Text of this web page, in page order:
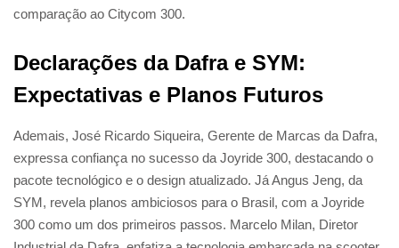
comparação ao Citycom 300.
Declarações da Dafra e SYM:
Expectativas e Planos Futuros
Ademais, José Ricardo Siqueira, Gerente de Marcas da Dafra,
expressa confiança no sucesso da Joyride 300, destacando o
pacote tecnológico e o design atualizado. Já Angus Jeng, da
SYM, revela planos ambiciosos para o Brasil, com a Joyride
300 como um dos primeiros passos. Marcelo Milan, Diretor